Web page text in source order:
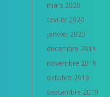
mars 2020
février 2020
janvier 2020
décembre 2019
novembre 2019
octobre 2019
septembre 2019